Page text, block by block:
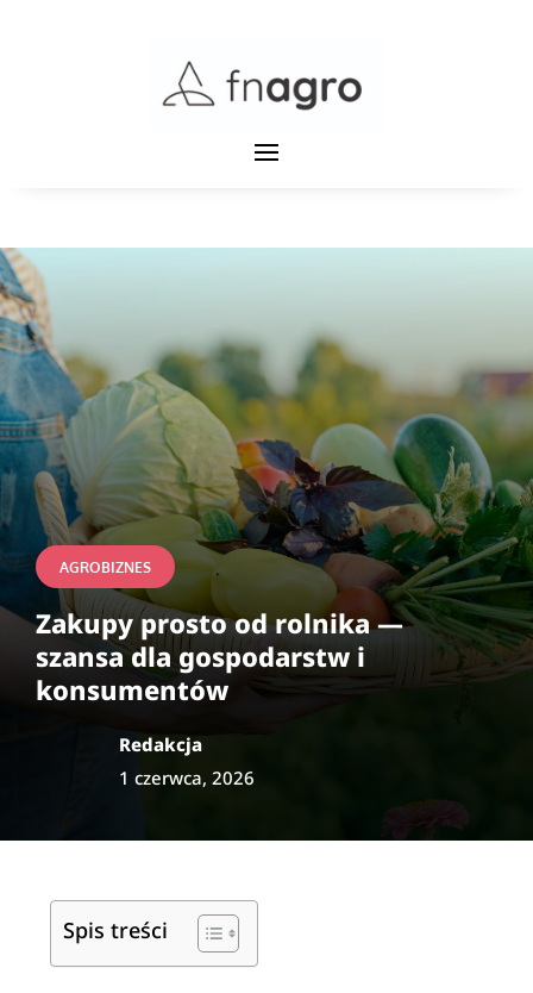
AGROBIZNES
Zakupy prosto od rolnika —
szansa dla gospodarstw i
konsumentów
Redakcja
1 czerwca, 2026
Spis treści